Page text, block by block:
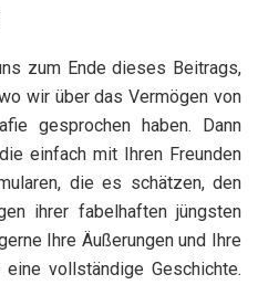
zum Ende dieses Beitrags,
wir über das Vermögen von
gesprochen haben. Dann
einfach mit Ihren Freunden
die es schätzen, den
ihrer fabelhaften jüngsten
Ihre Äußerungen und Ihre
vollständige Geschichte.